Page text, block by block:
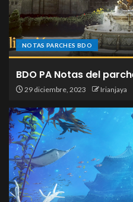
NOTAS PARCHES BDO
BDO PA Notas del
29 diciembre, 2023 Irianjaya